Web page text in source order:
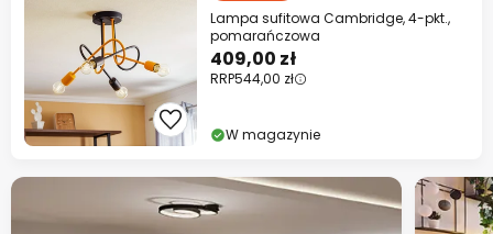
Lampa sufitowa Cambridge, 4-pkt.,
pomarańczowa
409,00 zł
RRP544,00 zł
W magazynie